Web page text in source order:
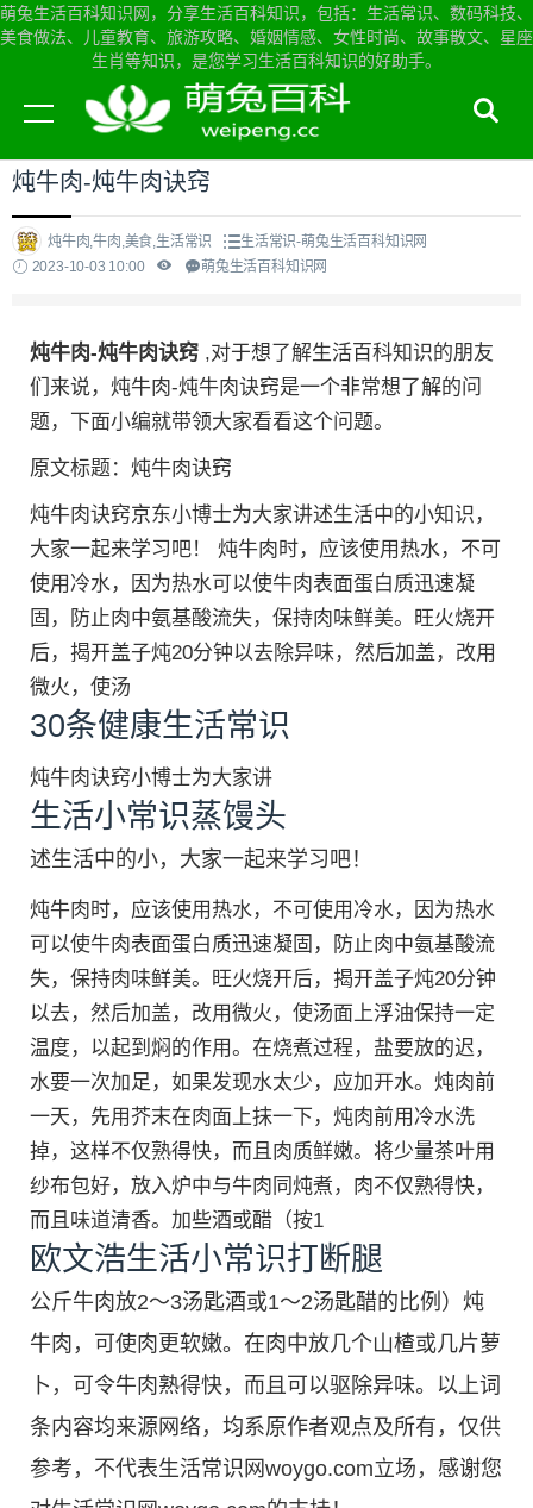
萌兔生活百科知识网，分享生活百科知识，包括：生活常识、数码科技、
美食做法、儿童教育、旅游攻略、婚姻情感、女性时尚、故事散文、星座
生肖等知识，是您学习生活百科知识的好助手。
当前位置： 萌兔生活百科知识网首页>生活常识
炖牛肉-炖牛肉诀窍
炖牛肉,牛肉,美食,生活常识
生活常识-萌兔生活百科知识网
2023-10-03 10:00
萌兔生活百科知识网
炖牛肉-炖牛肉诀窍 ,对于想了解生活百科知识的朋友
们来说，炖牛肉-炖牛肉诀窍是一个非常想了解的问
题，下面小编就带领大家看看这个问题。
原文标题：炖牛肉诀窍
炖牛肉诀窍京东小博士为大家讲述生活中的小知识，
大家一起来学习吧！ 炖牛肉时，应该使用热水，不可
使用冷水，因为热水可以使牛肉表面蛋白质迅速凝
固，防止肉中氨基酸流失，保持肉味鲜美。旺火烧开
后，揭开盖子炖20分钟以去除异味，然后加盖，改用
微火，使汤
30条健康生活常识
炖牛肉诀窍小博士为大家讲
生活小常识蒸馒头
述生活中的小，大家一起来学习吧！
炖牛肉时，应该使用热水，不可使用冷水，因为热水
可以使牛肉表面蛋白质迅速凝固，防止肉中氨基酸流
失，保持肉味鲜美。旺火烧开后，揭开盖子炖20分钟
以去，然后加盖，改用微火，使汤面上浮油保持一定
温度，以起到焖的作用。在烧煮过程，盐要放的迟，
水要一次加足，如果发现水太少，应加开水。炖肉前
一天，先用芥末在肉面上抹一下，炖肉前用冷水洗
掉，这样不仅熟得快，而且肉质鲜嫩。将少量茶叶用
纱布包好，放入炉中与牛肉同炖煮，肉不仅熟得快，
而且味道清香。加些酒或醋（按1
欧文浩生活小常识打断腿
公斤牛肉放2～3汤匙酒或1～2汤匙醋的比例）炖
牛肉，可使肉更软嫩。在肉中放几个山楂或几片萝
卜，可令牛肉熟得快，而且可以驱除异味。以上词
条内容均来源网络，均系原作者观点及所有，仅供
参考，不代表生活常识网woygo.com立场，感谢您